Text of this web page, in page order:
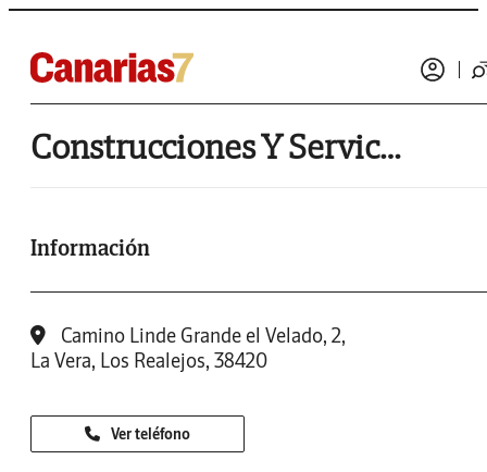
Construcciones Y Servicios Volcan De La Fortaleza Sl
Información
Camino Linde Grande el Velado, 2,
La Vera, Los Realejos, 38420
Ver teléfono